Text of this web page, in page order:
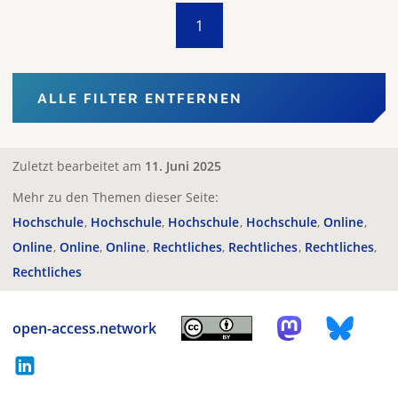
1
ALLE FILTER ENTFERNEN
Zuletzt bearbeitet am 11. Juni 2025
Mehr zu den Themen dieser Seite:
Hochschule Hochschule Hochschule Hochschule Online
Online Online Online Rechtliches Rechtliches Rechtliches
Rechtliches
open-access.network